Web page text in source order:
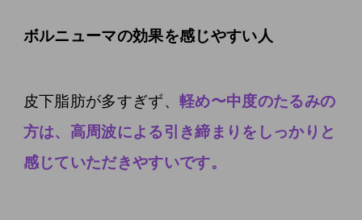
ボルニューマの効果を感じやすい人
皮下脂肪が多すぎず、軽め〜中度のたるみの
方は、高周波による引き締まりをしっかりと
感じていただきやすいです。